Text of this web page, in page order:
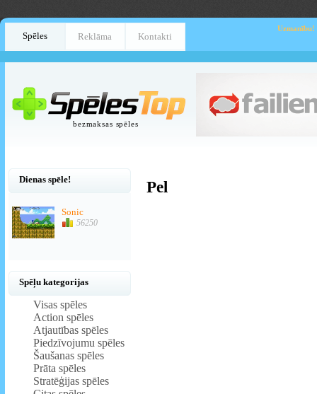
Spēles Reklāma Kontakti
Uzmanību!
bezmaksas spēles
Dienas spēle!
Sonic
56250
Spēļu kategorijas
Visas spēles
Action spēles
Atjautības spēles
Piedzīvojumu spēles
Šaušanas spēles
Prāta spēles
Stratēģijas spēles
Pel